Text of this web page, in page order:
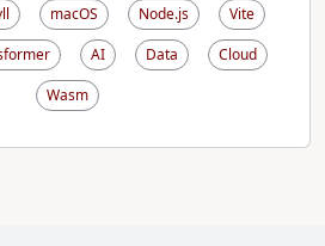
macOS Node.js
Vite
AI Data
Cloud
Wasm